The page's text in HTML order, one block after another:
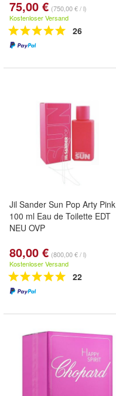
75,00 € (750,00 € / l)
Kostenloser Versand
26
Jil Sander Sun Pop Arty Pink
100 ml Eau de Toilette EDT
NEU OVP
80,00 € (800,00 € / l)
Kostenloser Versand
22